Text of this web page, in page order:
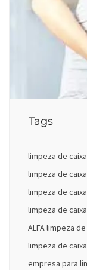
Tags
limpeza de
limpeza de
limpeza de
limpeza de
ALFA limpeza
limpeza de
empresa para